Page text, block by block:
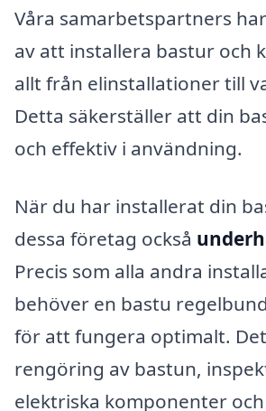
Våra samarbetspartners
av att installera bastur och
allt från elinstallationer till
Detta säkerställer att din
och effektiv i användning.
När du har installerat din
dessa företag också
Precis som alla andra
behöver en bastu
för att fungera optimalt.
rengöring av bastun,
elektriska komponenter